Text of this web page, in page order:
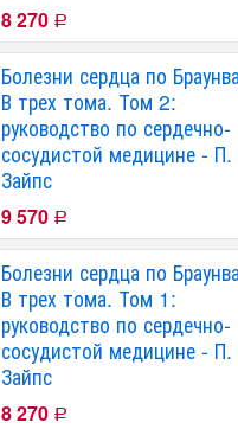
8 270 Р
Болезни сердца по
В трех тома. Том 2:
руководство по сердечно-
сосудистой медицине - П.
Зайпс
9 570 Р
Болезни сердца по
В трех тома. Том 1:
руководство по сердечно-
сосудистой медицине - П.
Зайпс
8 270 Р